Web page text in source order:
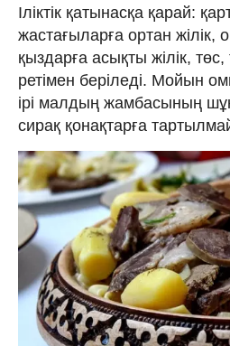
Іліктік қатынасқа қарай:
жастағыларға ортан жілік,
қыздарға асықты жілік,
ретімен беріледі. Мойын
ірі малдың жамбасының
сирақ қонақтарға